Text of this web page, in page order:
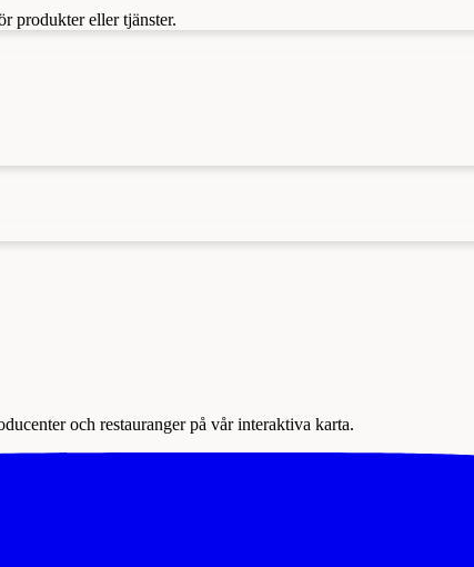
produkter eller tjänster.
och restauranger på vår interaktiva karta.